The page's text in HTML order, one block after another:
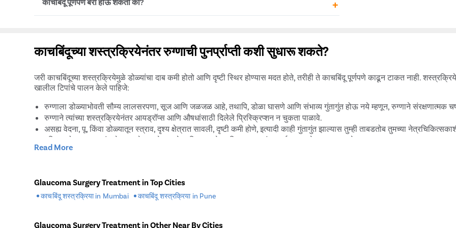
प्रकरणांमध्ये, जर रुग्णाला डोळ्याच्या इतर समस्या जसे की मोतीबिंदू इत्यादी असतील तर शस्त्रक्रियेने
दृष्टीमध्ये थोडी सुधारणा होऊ शकते.
शस्त्रक्रियेद्वारे नियंत्रित आणि व्यवस्थापित केली जाऊ शकतात.
काचबिंदूच्या शस्त्रक्रियेनंतर रुग्णाची पुनर्प्राप्ती कशी सुधारू शकते?
जरी काचबिंदूच्या शस्त्रक्रियेमुळे डोळ्यांचा दाब कमी होतो आणि दृष्टी स्थिर होण्यास मदत होते, तरीही ते काचबिंदू पूर्णपणे काढून टाकत नाही.
खालील टिपांचे पालन केले पाहिजे:
रुग्णाला डोळ्याभोवती सौम्य लालसरपणा, सूज आणि जळजळ आहे, तथापि, डोळा घासणे आणि संभाव्य गुंतागुंत होऊ नये म्हणून, रुग्णाने संरक्षणात्मक
रुग्णाने त्यांच्या शस्त्रक्रियेनंतर आयड्रॉप्स आणि औषधांसाठी दिलेले प्रिस्क्रिप्शन न चुकता पाळावे.
असह्य वेदना, पू, किंवा डोळ्यातून स्त्राव, दृश्य क्षेत्रात सावली, दृष्टी कमी होणे, इत्यादी काही गुंतागुंत झाल्यास तुम्ही ताबडतोब तुमच्या
पहिल्या दोन आठवड्यांमध्ये, रुग्णाने वाकणे, धावणे आणि उचलणे या क्रियाकलापांवर मर्यादा घालणे आवश्यक आहे.
रुग्णाला पोहणे, डायव्हिंग आणि इतर तत्सम क्रियाकलापांसाठी आजीवन सावधगिरीची आवश्यकता असू शकते.
काचबिंदूचा त्रास टाळण्यासाठी जीवनशैली टिपा
तुम्ही तुमचे प्रिस्क्रिप्शन आयड्रॉप्स आणि औषधे वेळेवर घेतल्याची खात्री करा. वगळलेले डोस आणि औषधे घेण्यास उशीर केल्याने तुमची स्थिती बिघडू
Read More
Glaucoma Surgery Treatment in Top Cities
काचबिंदू शस्त्रक्रिया in Mumbai काचबिंदू शस्त्रक्रिया in Pune
Glaucoma Surgery Treatment in Other Near By Cities